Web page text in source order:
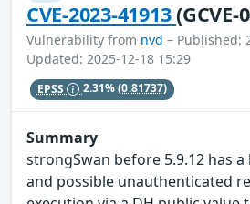
CVE-2023-41913(GCVE-
Vulnerability from nvd – Published:
Updated: 2025-12-18 15:29
EPSS 2.31%(0.81737)
Summary
strongSwan before 5.9.12 has
and possible unauthenticated